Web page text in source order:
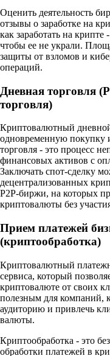
Оценить деятельность
отзывы о заработке на
как заработать на
чтобы ее не украли.
защиты от взломов и
операций.
Дневная торговля
торговля)
Криптовалютный
одновременную покупку
торговля - это процесс
финансовых активов с
Заключать спот-сделку
децентрализованных
P2P-биржи, на которых
криптовалюты без
Прием платежей
(криптообработка)
Криптовалютный
сервиса, который
криптовалюте от своих
полезным для компаний,
аудиторию и привлечь
валюты.
Криптообработка - это
обработки платежей в